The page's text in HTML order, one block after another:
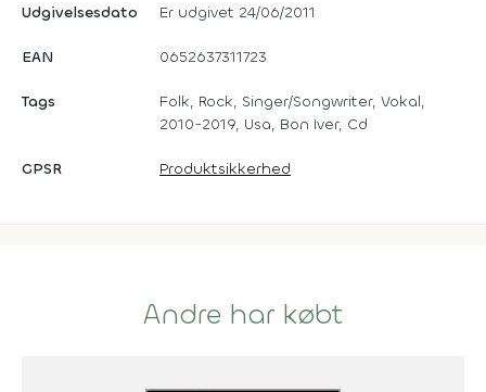
Udgivelsesdato Er udgivet 24/06/2011
EAN 0652637311723
Tags
Folk, Rock, Singer/Songwriter, Vokal,
2010-2019, Usa, Bon Iver, Cd
GPSR Produktsikkerhed
Andre har købt